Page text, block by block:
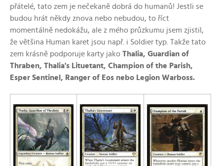
přátelé, tato zem je nečekaně dobrá do humanů! Jestli se
budou hrát někdy znova nebo nebudou, to říct
momentálně nedokážu, ale z mého průzkumu jsem zjistil,
že většina Human karet jsou např. i Soldier typ. Takže tato
zem krásně podporuje karty jako Thalia, Guardian of
Thraben, Thalia's Lituetant, Champion of the Parish,
Esper Sentinel, Ranger of Eos nebo Legion Warboss.